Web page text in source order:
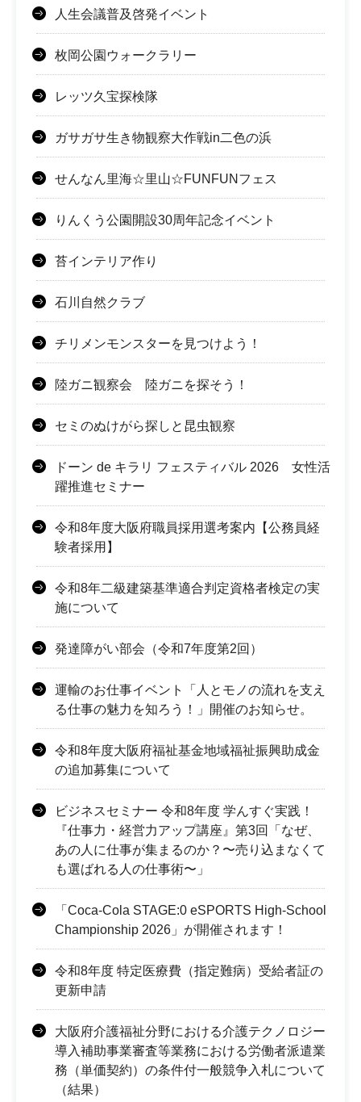
人生会議普及啓発イベント
枚岡公園ウォークラリー
レッツ久宝探検隊
ガサガサ生き物観察大作戦in二色の浜
せんなん里海☆里山☆FUNFUNフェス
りんくう公園開設30周年記念イベント
苔インテリア作り
石川自然クラブ
チリメンモンスターを見つけよう！
陸ガニ観察会 陸ガニを探そう！
セミのぬけがら探しと昆虫観察
ドーン de キラリ フェスティバル 2026 女性活
躍推進セミナー
令和8年度大阪府職員採用選考案内【公務員経
験者採用】
令和8年二級建築基準適合判定資格者検定の実
施について
発達障がい部会（令和7年度第2回）
運輸のお仕事イベント「人とモノの流れを支え
る仕事の魅力を知ろう！」開催のお知らせ。
令和8年度大阪府福祉基金地域福祉振興助成金
の追加募集について
ビジネスセミナー 令和8年度 学んすぐ実践！
『仕事力・経営力アップ講座』第3回「なぜ、
あの人に仕事が集まるのか？〜売り込まなくて
も選ばれる人の仕事術〜」
「Coca-Cola STAGE:0 eSPORTS High-School
Championship 2026」が開催されます！
令和8年度 特定医療費（指定難病）受給者証の
更新申請
大阪府介護福祉分野における介護テクノロジー
導入補助事業審査等業務における労働者派遣業
務（単価契約）の条件付一般競争入札について
（結果）